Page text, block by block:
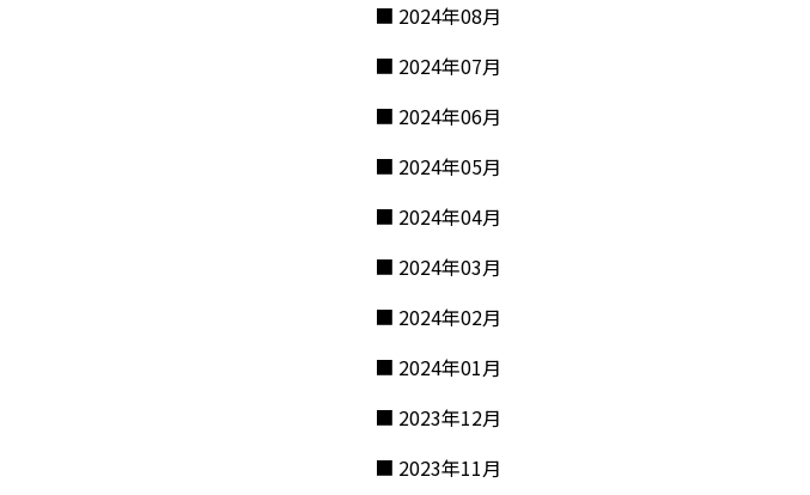
2024年08月
2024年07月
2024年06月
2024年05月
2024年04月
2024年03月
2024年02月
2024年01月
2023年12月
2023年11月